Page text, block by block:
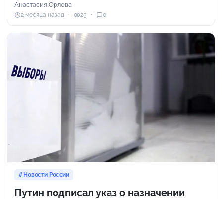
Анастасия Орлова
2 месяца назад 25 0
Новости России
Путин подписал указ о назначении